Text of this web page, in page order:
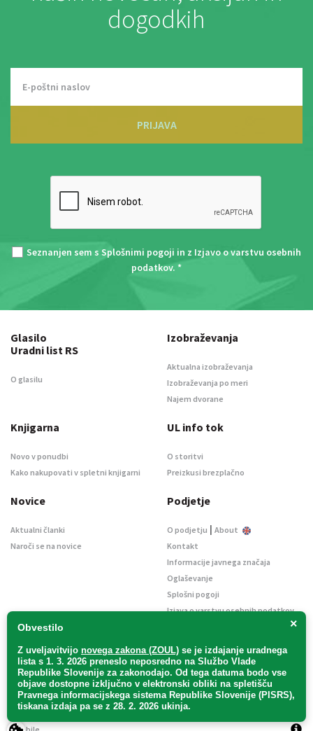
dogodkih
PRIJAVA
Seznanjen sem s Splošnimi pogoji in z Izjavo o varstvu osebnih
podatkov. *
×
Obvestilo
Z uveljavitvijo novega zakona (ZOUL) se je izdajanje uradnega
lista s 1. 3. 2026 preneslo neposredno na Službo Vlade
Republike Slovenije za zakonodajo. Od tega datuma bodo vse
objave dostopne izključno v elektronski obliki na spletišču
Pravnega informacijskega sistema Republike Slovenije (PISRS),
tiskana izdaja pa se z 28. 2. 2026 ukinja.
Glasilo
Uradni list RS
O glasilu
Izobraževanja
Aktualna izobraževanja
Izobraževanja po meri
Najem dvorane
Knjigarna
Novo v ponudbi
Kako nakupovati v spletni knjigarni
UL info tok
O storitvi
Preizkusi brezplačno
Novice
Aktualni članki
Naroči se na novice
Podjetje
O podjetju | About
Kontakt
Informacije javnega značaja
Oglaševanje
Splošni pogoji
Izjava o varstvu osebnih podatkov
Uradni list d. o. o. – v likvidaciji / Vse pravice pridržane.